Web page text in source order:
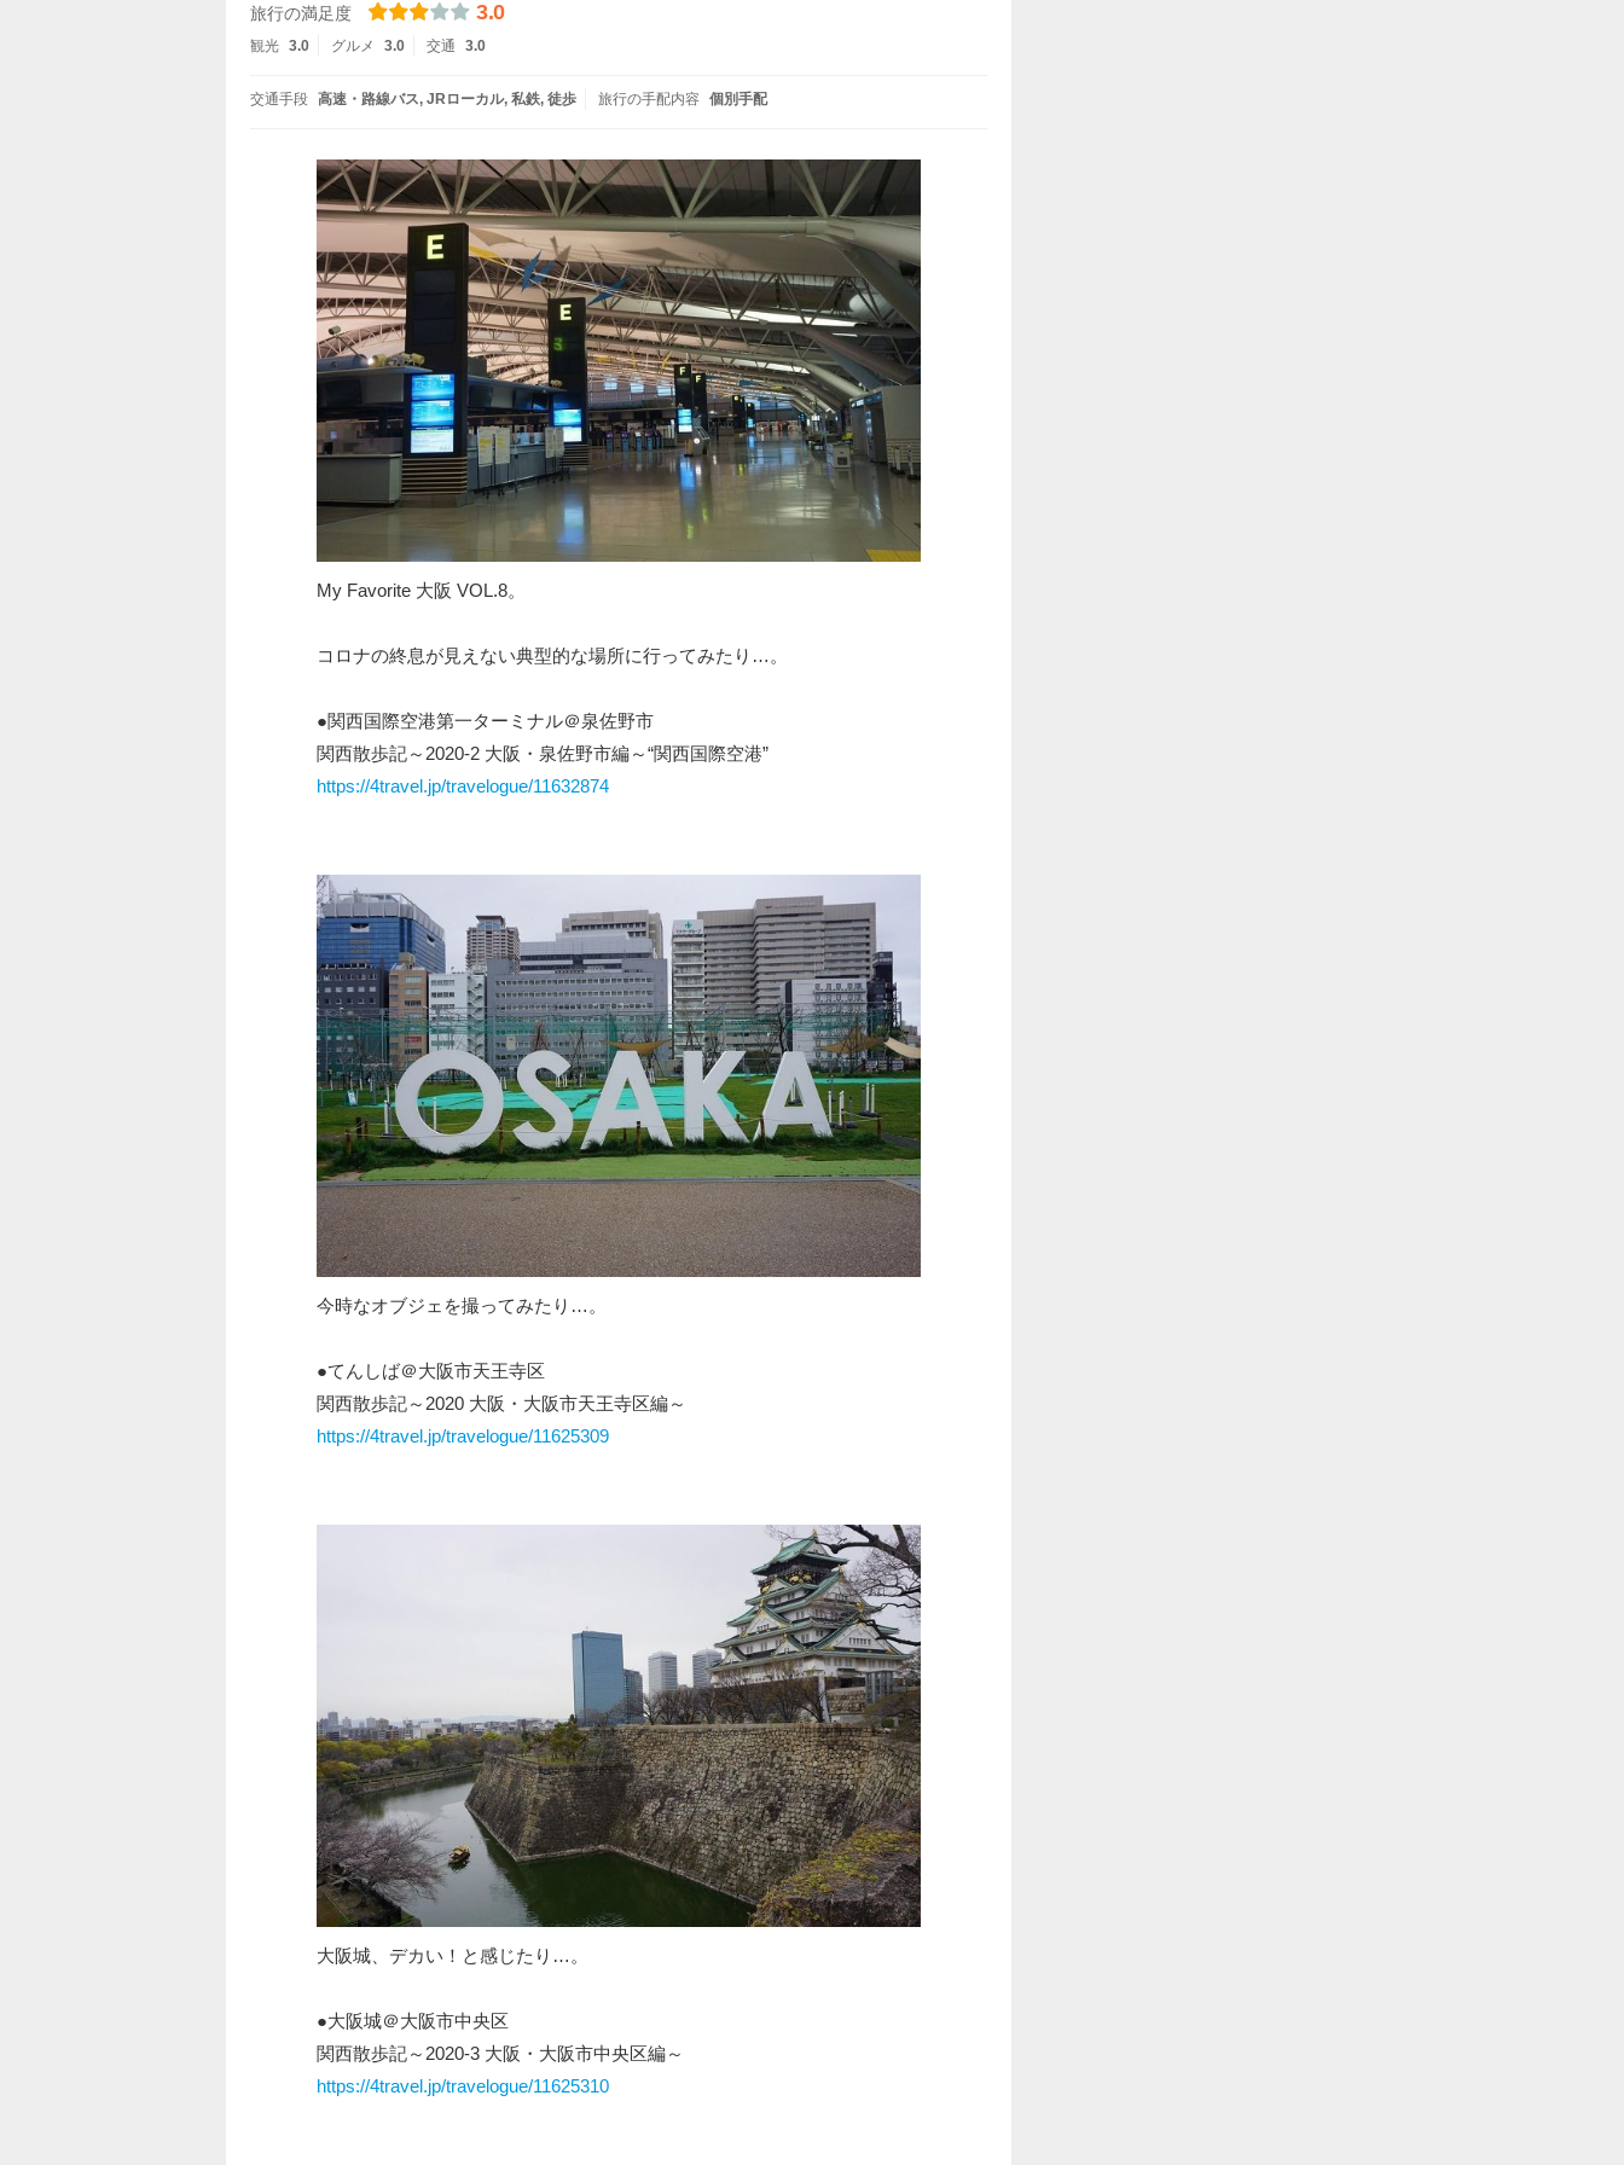
旅行の満足度 3.0
観光 3.0 グルメ 3.0 交通 3.0
交通手段 高速・路線バス JRローカル 私鉄 徒歩 旅行の手配内容 個別手配
My Favorite 大阪 VOL.8。
コロナの終息が見えない典型的な場所に行ってみたり…。
●関西国際空港第一ターミナル＠泉佐野市
関西散歩記～2020-2 大阪・泉佐野市編～“関西国際空港”
https://4travel.jp/travelogue/11632874
今時なオブジェを撮ってみたり…。
●てんしば＠大阪市天王寺区
関西散歩記～2020 大阪・大阪市天王寺区編～
https://4travel.jp/travelogue/11625309
大阪城、デカい！と感じたり…。
●大阪城＠大阪市中央区
関西散歩記～2020-3 大阪・大阪市中央区編～
https://4travel.jp/travelogue/11625310